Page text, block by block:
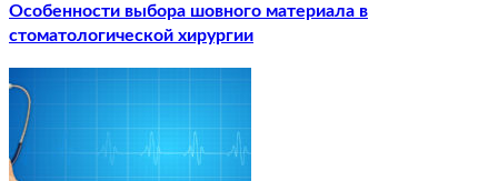
Особенности выбора шовного материала в
стоматологической хирургии